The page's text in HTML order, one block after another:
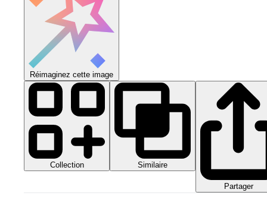
Réimaginez cette image
Collection Similaire
Partager